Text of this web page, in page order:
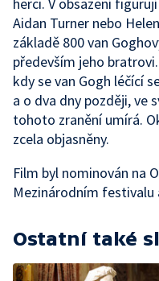
Aidan Turner nebo
základě 800 van
především jeho
kdy se van Gogh léčící
a o dva dny později, ve
tohoto zranění umírá.
zcela objasněny.
Film byl nominován na
Mezinárodním festivalu
Ostatní také